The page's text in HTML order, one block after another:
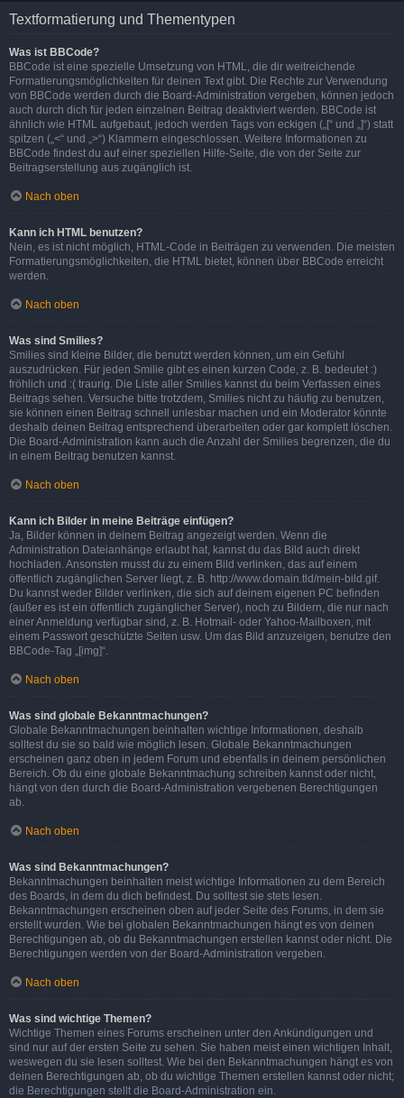
Textformatierung und Thementypen
Was ist BBCode?
BBCode ist eine spezielle Umsetzung von HTML, die dir weitreichende
Formatierungsmöglichkeiten für deinen Text gibt. Die Rechte zur Verwendung
von BBCode werden durch die Board-Administration vergeben, können jedoch
auch durch dich für jeden einzelnen Beitrag deaktiviert werden. BBCode ist
ähnlich wie HTML aufgebaut, jedoch werden Tags von eckigen („[“ und „]“) statt
spitzen („<“ und „>“) Klammern eingeschlossen. Weitere Informationen zu
BBCode findest du auf einer speziellen Hilfe-Seite, die von der Seite zur
Beitragserstellung aus zugänglich ist.
Nach oben
Kann ich HTML benutzen?
Nein, es ist nicht möglich, HTML-Code in Beiträgen zu verwenden. Die meisten
Formatierungsmöglichkeiten, die HTML bietet, können über BBCode erreicht
werden.
Nach oben
Was sind Smilies?
Smilies sind kleine Bilder, die benutzt werden können, um ein Gefühl
auszudrücken. Für jeden Smilie gibt es einen kurzen Code, z. B. bedeutet :)
fröhlich und :( traurig. Die Liste aller Smilies kannst du beim Verfassen eines
Beitrags sehen. Versuche bitte trotzdem, Smilies nicht zu häufig zu benutzen,
sie können einen Beitrag schnell unlesbar machen und ein Moderator könnte
deshalb deinen Beitrag entsprechend überarbeiten oder gar komplett löschen.
Die Board-Administration kann auch die Anzahl der Smilies begrenzen, die du
in einem Beitrag benutzen kannst.
Nach oben
Kann ich Bilder in meine Beiträge einfügen?
Ja, Bilder können in deinem Beitrag angezeigt werden. Wenn die
Administration Dateianhänge erlaubt hat, kannst du das Bild auch direkt
hochladen. Ansonsten musst du zu einem Bild verlinken, das auf einem
öffentlich zugänglichen Server liegt, z. B. http://www.domain.tld/mein-bild.gif.
Du kannst weder Bilder verlinken, die sich auf deinem eigenen PC befinden
(außer es ist ein öffentlich zugänglicher Server), noch zu Bildern, die nur nach
einer Anmeldung verfügbar sind, z. B. Hotmail- oder Yahoo-Mailboxen, mit
einem Passwort geschützte Seiten usw. Um das Bild anzuzeigen, benutze den
BBCode-Tag „[img]“.
Nach oben
Was sind globale Bekanntmachungen?
Globale Bekanntmachungen beinhalten wichtige Informationen, deshalb
solltest du sie so bald wie möglich lesen. Globale Bekanntmachungen
erscheinen ganz oben in jedem Forum und ebenfalls in deinem persönlichen
Bereich. Ob du eine globale Bekanntmachung schreiben kannst oder nicht,
hängt von den durch die Board-Administration vergebenen Berechtigungen
ab.
Nach oben
Was sind Bekanntmachungen?
Bekanntmachungen beinhalten meist wichtige Informationen zu dem Bereich
des Boards, in dem du dich befindest. Du solltest sie stets lesen.
Bekanntmachungen erscheinen oben auf jeder Seite des Forums, in dem sie
erstellt wurden. Wie bei globalen Bekanntmachungen hängt es von deinen
Berechtigungen ab, ob du Bekanntmachungen erstellen kannst oder nicht. Die
Berechtigungen werden von der Board-Administration vergeben.
Nach oben
Was sind wichtige Themen?
Wichtige Themen eines Forums erscheinen unter den Ankündigungen und
sind nur auf der ersten Seite zu sehen. Sie haben meist einen wichtigen Inhalt,
weswegen du sie lesen solltest. Wie bei den Bekanntmachungen hängt es von
deinen Berechtigungen ab, ob du wichtige Themen erstellen kannst oder nicht;
die Berechtigungen stellt die Board-Administration ein.